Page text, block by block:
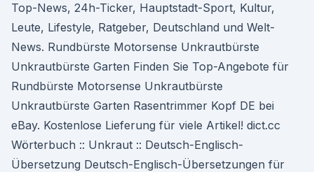
Top-News, 24h-Ticker, Hauptstadt-Sport, Kultur,
Leute, Lifestyle, Ratgeber, Deutschland und Welt-
News. Rundbürste Motorsense Unkrautbürste
Unkrautbürste Garten Finden Sie Top-Angebote für
Rundbürste Motorsense Unkrautbürste
Unkrautbürste Garten Rasentrimmer Kopf DE bei
eBay. Kostenlose Lieferung für viele Artikel! dict.cc
Wörterbuch :: Unkraut :: Deutsch-Englisch-
Übersetzung Deutsch-Englisch-Übersetzungen für